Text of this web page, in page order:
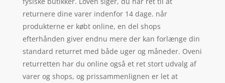
returnere dine varer indenfor 14 dage. når
produkterne er købt online, en del shops
efterhånden giver endnu mere der kan forlænge din
standard returret med både uger og måneder. Oveni
returretten har du online også et ret stort udvalg af
varer og shops, og prissammenlignen er let at